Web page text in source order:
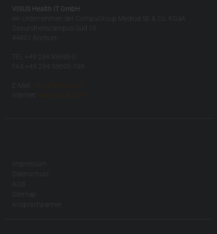
VISUS Health IT GmbH
ein Unternehmen der CompuGroup Medical SE & Co. KGaA
Gesundheitscampus-Süd 15
44801 Bochum
TEL +49 234 93693-0
FAX +49 234 93693-199
E-Mail:
info(at)visus.com
Internet:
www.visus.com
Impressum
Datenschutz
AGB
Sitemap
Ansprechpartner